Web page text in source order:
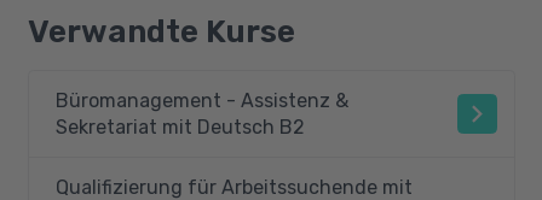
Verwandte Kurse
Büromanagement - Assistenz &
Sekretariat mit Deutsch B2
Qualifizierung für Arbeitssuchende mit